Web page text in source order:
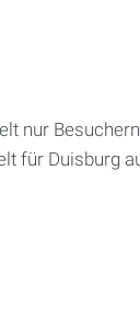
nur
für Duisburg